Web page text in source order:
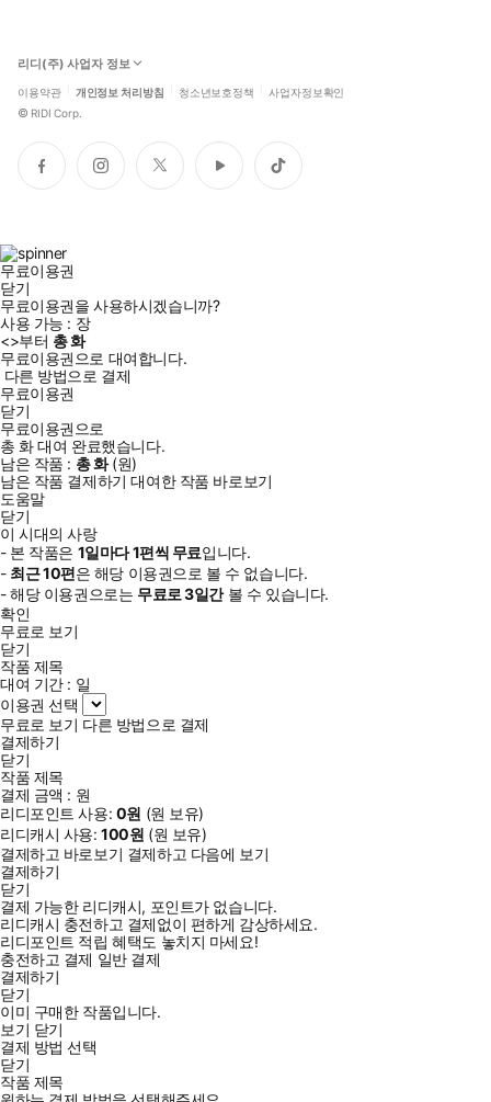
리디(주) 사업자 정보
이용약관 개인정보 처리방침 청소년보호정책 사업자정보확인
© RIDI Corp.
페
이
인
스
트
위
유
튜
틱
톡
무료이용권
닫기
무료이용권을 사용하시겠습니까?
사용 가능 : 장
<>부터 총화
무료이용권으로 대여합니다.
다른 방법으로 결제
무료이용권
닫기
무료이용권으로
총 화대여 완료했습니다.
남은 작품 : 총화(원)
남은 작품 결제하기 대여한 작품 바로보기
도움말
닫기
이 시대의 사랑
- 본 작품은 1일마다1편씩 무료입니다.
- 최근10편은 해당 이용권으로 볼 수 없습니다.
- 해당 이용권으로는 무료로3일간볼 수 있습니다.
확인
무료로 보기
닫기
작품 제목
대여 기간 : 일
이용권 선택
무료로 보기 다른 방법으로 결제
결제하기
닫기
작품 제목
결제 금액 : 원
리디포인트 사용: 0원 (원 보유)
리디캐시 사용:100원 (원 보유)
결제하고 바로보기 결제하고 다음에 보기
결제하기
닫기
결제 가능한 리디캐시, 포인트가 없습니다.
리디캐시 충전하고 결제없이 편하게 감상하세요.
리디포인트 적립 혜택도 놓치지 마세요!
충전하고 결제 일반 결제
결제하기
닫기
이미 구매한 작품입니다.
보기 닫기
결제 방법 선택
닫기
작품 제목